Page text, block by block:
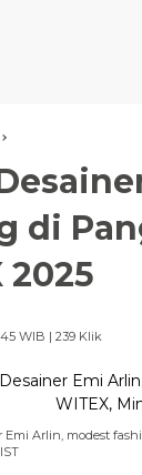
di
2025
WIB | 239 Klik
Emi Arlin, modest